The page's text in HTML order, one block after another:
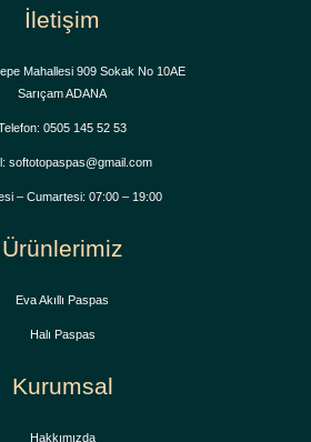
İletişim
Mahallesi 909 Sokak No 10AE
Sarıçam ADANA
0505 145 52 53
softotopaspas@gmail.com
– Cumartesi: 07:00 – 19:00
Ürünlerimiz
Eva Akıllı Paspas
Halı Paspas
Kurumsal
Hakkımızda